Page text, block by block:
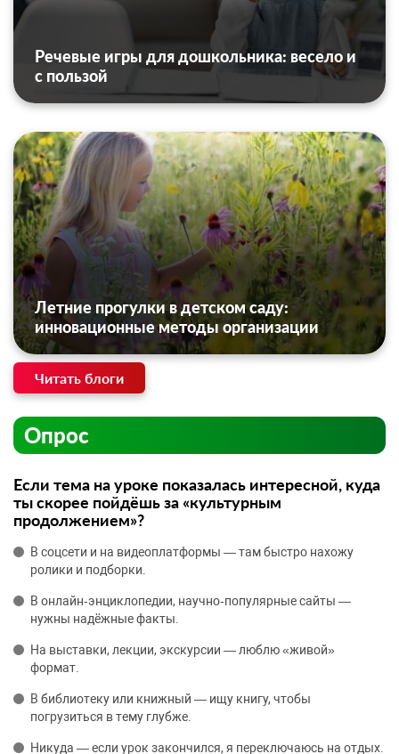
Речевые игры для дошкольника: весело и
с пользой
Летние прогулки в детском саду:
инновационные методы организации
Читать блоги
Опрос
Если тема на уроке показалась интересной, куда
ты скорее пойдёшь за «культурным
продолжением»?
В соцсети и на видеоплатформы — там быстро нахожу
ролики и подборки.
В онлайн‑энциклопедии, научно‑популярные сайты —
нужны надёжные факты.
На выставки, лекции, экскурсии — люблю «живой»
формат.
В библиотеку или книжный — ищу книгу, чтобы
погрузиться в тему глубже.
Никуда — если урок закончился, я переключаюсь на отдых.